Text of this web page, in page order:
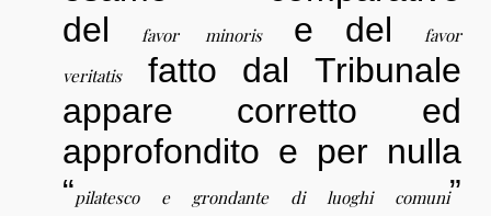
del
favor minorise delfavor
veritatisfatto dal Tribunale
appare corretto ed
approfondito e per nulla
“pilatesco e grondante di luoghi comuni”